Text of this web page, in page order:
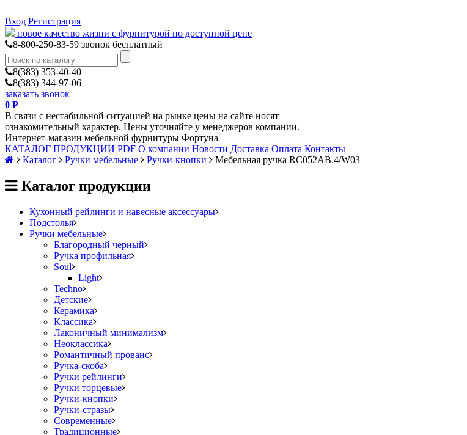
Вход Регистрация
новое качество жизни с фурнитурой по доступной цене
8-800-250-83-59 звонок бесплатный
8(383) 353-40-40
8(383) 344-97-06
заказать звонок
0 Р
В связи с нестабильной ситуацией на рынке цены на сайте носят
ознакомительный характер. Цены уточняйте у менеджеров компании.
Интернет-магазин мебельной фурнитуры Фортуна
КАТАЛОГ ПРОДУКЦИИ PDF О компании Новости Доставка Оплата Контакты
Каталог
Ручки мебельные Ручки-кнопки Мебельная ручка RC052AB.4/W03
Каталог продукции
Кухонный рейлинги и навесные аксессуары
Подстолья
Ручки мебельные
Благородный черный
Ручка профильная
Soul
Light
Techno
Детские
Керамика
Классика
Лаконичный минимализм
Неоклассика
Романтичный прованс
Ручка-скоба
Ручки рейлинги
Ручки торцевые
Ручки-кнопки
Ручки-стразы
Современные
Традиционные